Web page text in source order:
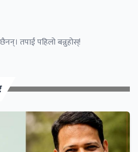
तपाईं पहिलो बन्नुहोस्!